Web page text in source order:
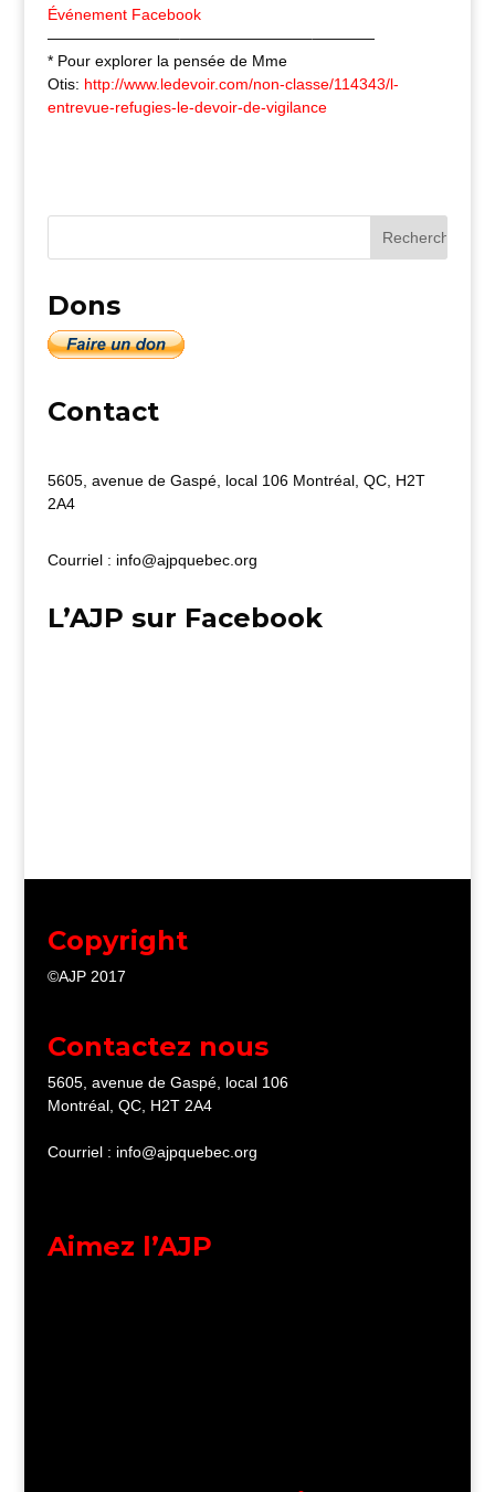
Événement Facebook
————————–————————–————
* Pour explorer la pensée de Mme
Otis: http://www.ledevoir.com/non-classe/114343/l-
entrevue-refugies-le-devoir-de-vigilance
Dons
Contact
5605, avenue de Gaspé, local 106 Montréal, QC, H2T
2A4
Courriel : info@ajpquebec.org
L’AJP sur Facebook
Copyright
©AJP 2017
Contactez nous
5605, avenue de Gaspé, local 106
Montréal, QC, H2T 2A4
Courriel : info@ajpquebec.org
Aimez l’AJP